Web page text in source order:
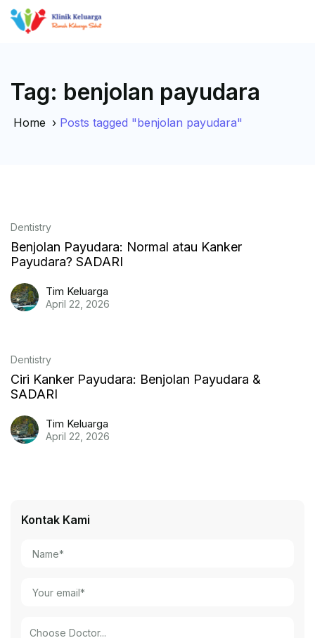
Tag: benjolan payudara
Home › Posts tagged "benjolan payudara"
Dentistry
Benjolan Payudara: Normal atau Kanker
Payudara? SADARI
Tim Keluarga
April 22, 2026
Dentistry
Ciri Kanker Payudara: Benjolan Payudara &
SADARI
Tim Keluarga
April 22, 2026
Kontak Kami